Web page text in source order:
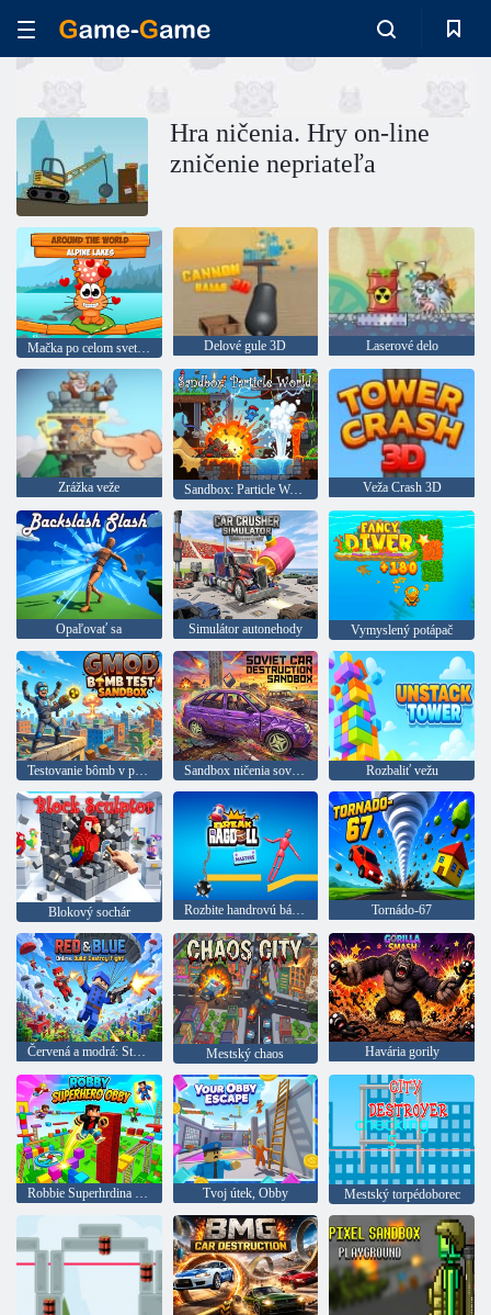
Hra ničenia. Hry on-line
zničenie nepriateľa
Mačka po celom svete: Alpine lake Delové gule 3D Laserové delo
Zrážka veže Sandbox: Particle World Veža Crash 3D
Opaľovať sa Simulátor autonehody Vymyslený potápač
Testovanie bômb v pieskovisku Sandbox ničenia sovietskych áut Rozbaliť vežu
Blokový sochár Rozbite handrovú bábiku Majstra Tornádo-67
Červená a modrá: Stavajte! Zničiť! Bojujte! Mestský chaos Havária gorily
Robbie Superhrdina Obbie Tvoj útek, Obby Mestský torpédoborec